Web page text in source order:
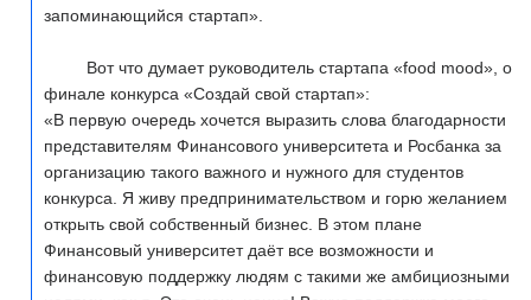
запоминающийся стартап».
Вот что думает руководитель стартапа «food mood», о
финале конкурса «Создай свой стартап»:
«В первую очередь хочется выразить слова благодарности
представителям Финансового университета и Росбанка за
организацию такого важного и нужного для студентов
конкурса. Я живу предпринимательством и горю желанием
открыть свой собственный бизнес. В этом плане
Финансовый университет даёт все возможности и
финансовую поддержку людям с такими же амбициозными